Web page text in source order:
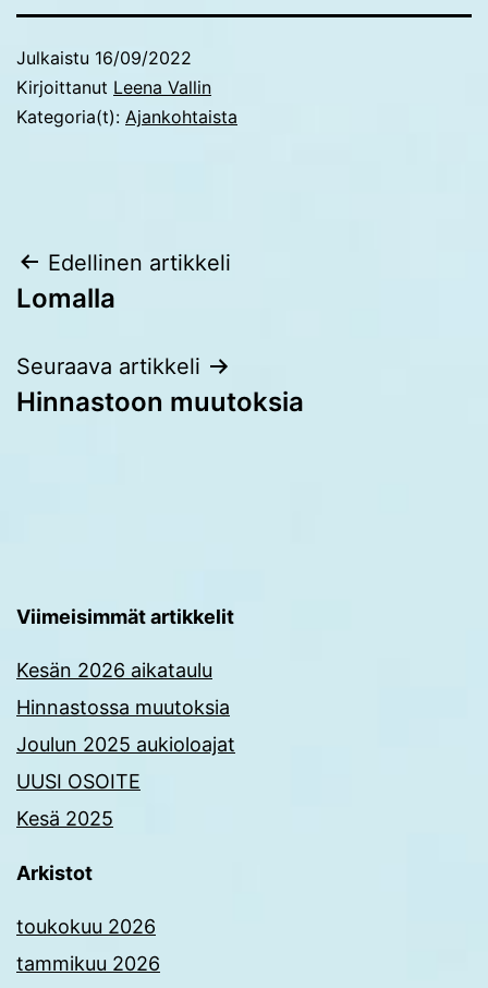
Julkaistu 16/09/2022
Kirjoittanut Leena Vallin
Kategoria(t): Ajankohtaista
Artikkelien
selaus
Edellinen artikkeli
Lomalla
Seuraava artikkeli
Hinnastoon muutoksia
Viimeisimmät artikkelit
Kesän 2026 aikataulu
Hinnastossa muutoksia
Joulun 2025 aukioloajat
UUSI OSOITE
Kesä 2025
Arkistot
toukokuu 2026
tammikuu 2026